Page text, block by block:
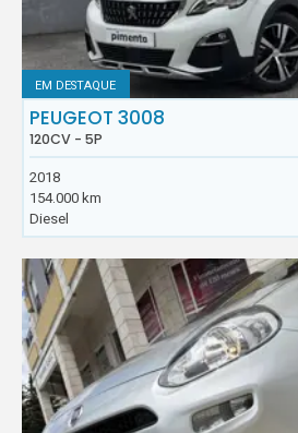
EM DESTAQUE
PEUGEOT 3008
120CV - 5P
2018
154.000 km
Diesel